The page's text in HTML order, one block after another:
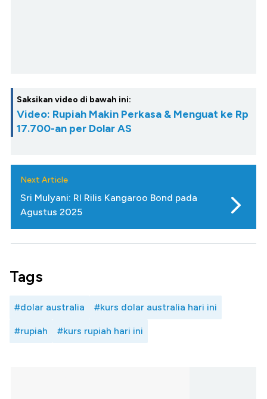
Saksikan video di bawah ini:
Video: Rupiah Makin Perkasa & Menguat ke Rp
17.700-an per Dolar AS
Next Article
Sri Mulyani: RI Rilis Kangaroo Bond pada
Agustus 2025
Tags
#dolar australia #kurs dolar australia hari ini
#rupiah #kurs rupiah hari ini